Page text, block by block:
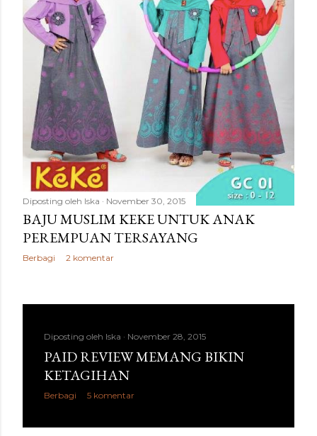
Diposting oleh Iska November 30, 2015
BAJU MUSLIM KEKE UNTUK ANAK
PEREMPUAN TERSAYANG
Berbagi 2 komentar
Diposting oleh Iska November 28, 2015
PAID REVIEW MEMANG BIKIN
KETAGIHAN
Berbagi 5 komentar